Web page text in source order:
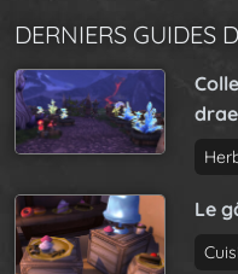
DERNIERS GUIDES
Le